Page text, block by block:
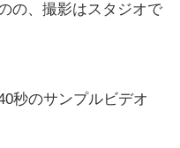
の、撮影はスタジオで
秒のサンプルビデオ